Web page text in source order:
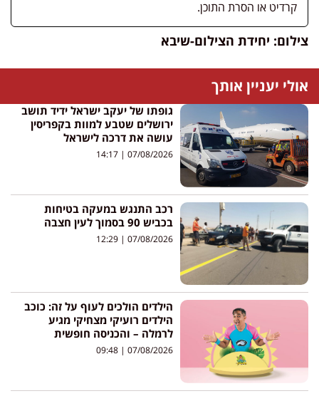
קרדיט או הסרת התוכן.
צילום: יחידת הצילום-שיבא
אולי יעניין אותך
גופתו של יעקב ישראל ידיד תושב
ירושלים שטבע למוות בקפריסין
עושה את דרכה לישראל
07/08/2026
רכב התנגש במעקה בטיחות
בכביש 90 בסמוך לעין חצבה
07/08/2026
הילדים הולכים לעוף על זה: כוכב
הילדים רועיקי מצחיקי מגיע
לרמלה – והכניסה חופשית
07/08/2026